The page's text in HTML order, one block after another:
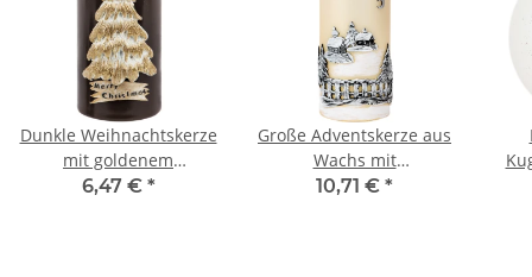
Dunkle Weihnachtskerze
mit goldenem
Weihnachtsbaum aus
6,47 € *
Große Adventskerze aus
Wachs mit
Weihnachtsmotiv aus
10,71 € *